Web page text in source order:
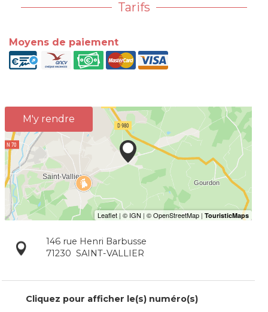
Tarifs
Moyens de paiement
M'y rendre
146 rue Henri Barbusse
71230 SAINT-VALLIER
Cliquez pour afficher le(s) numéro(s)